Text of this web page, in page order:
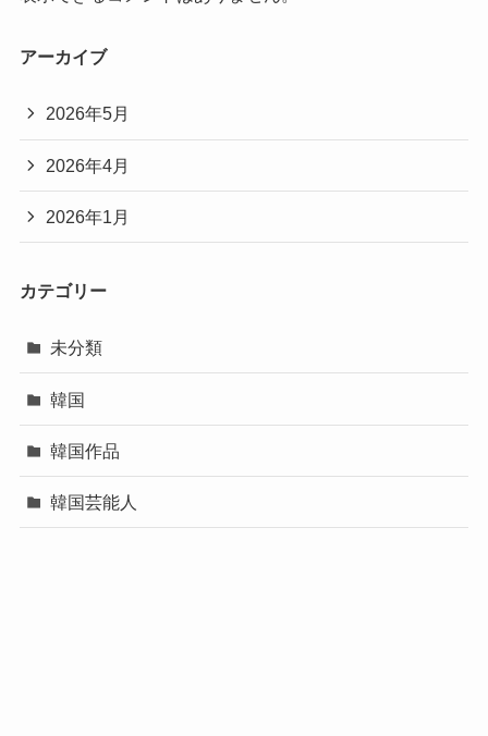
アーカイブ
2026年5月
2026年4月
2026年1月
カテゴリー
未分類
韓国
韓国作品
韓国芸能人